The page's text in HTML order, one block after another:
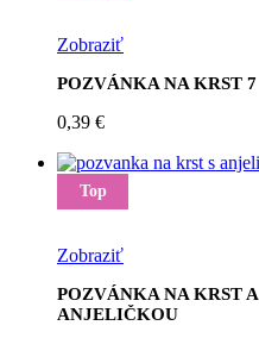
Zobraziť
POZVÁNKA NA KRST 7
0,39 €
Top
Zobraziť
POZVÁNKA NA KRST A
ANJELIČKOU